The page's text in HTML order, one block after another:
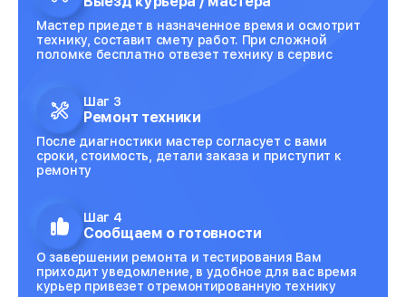
Мастер приедет в назначенное время и осмотрит
технику, составит смету работ. При сложной
поломке бесплатно отвезет технику в сервис
Шаг 3
Ремонт техники
После диагностики мастер согласует с вами
сроки, стоимость, детали заказа и приступит к
ремонту
Шаг 4
Сообщаем о готовности
О завершении ремонта и тестирования Вам
приходит уведомление, в удобное для вас время
курьер привезет отремонтированную технику